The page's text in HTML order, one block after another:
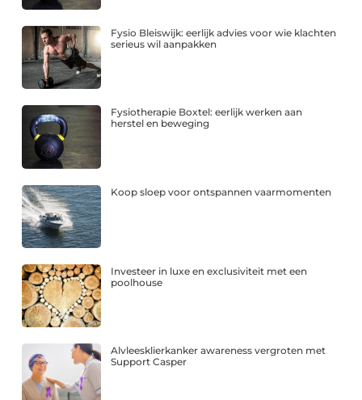
Fysio Bleiswijk: eerlijk advies voor wie klachten
serieus wil aanpakken
Fysiotherapie Boxtel: eerlijk werken aan
herstel en beweging
Koop sloep voor ontspannen vaarmomenten
Investeer in luxe en exclusiviteit met een
poolhouse
Alvleesklierkanker awareness vergroten met
Support Casper